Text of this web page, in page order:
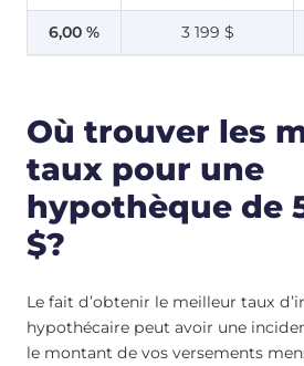
6,00 % 3 199 $
Où trouver les
taux pour une
hypothèque de
$?
Le fait d’obtenir le meilleur taux
hypothécaire peut avoir une
le montant de vos versements